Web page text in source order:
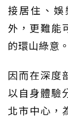
接居住、
外，更難能
的環山綠意。
因而在深度
以自身體驗
北市中心，